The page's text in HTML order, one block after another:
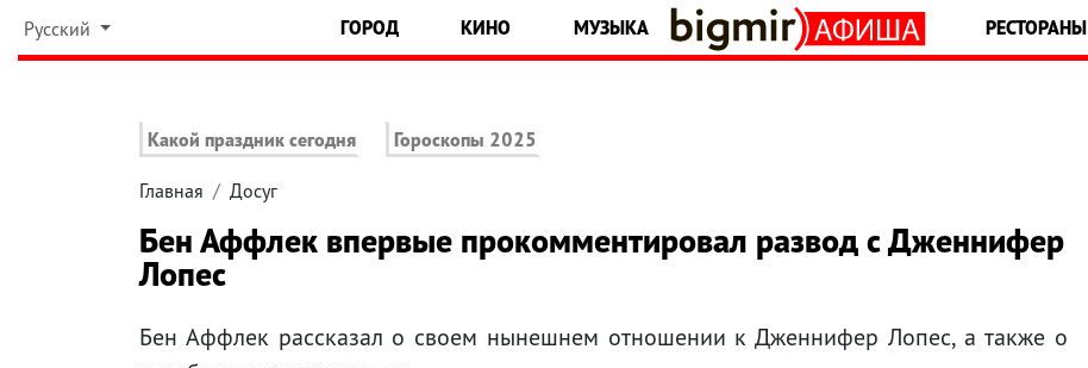
Русский ГОРОД КИНО МУЗЫКА РЕСТОРАНЫ
Какой праздник сегодня Гороскопы 2025
Главная Досуг
Бен Аффлек впервые прокомментировал развод с Дженнифер
Лопес
Бен Аффлек рассказал о своем нынешнем отношении к Дженнифер Лопес, а также о